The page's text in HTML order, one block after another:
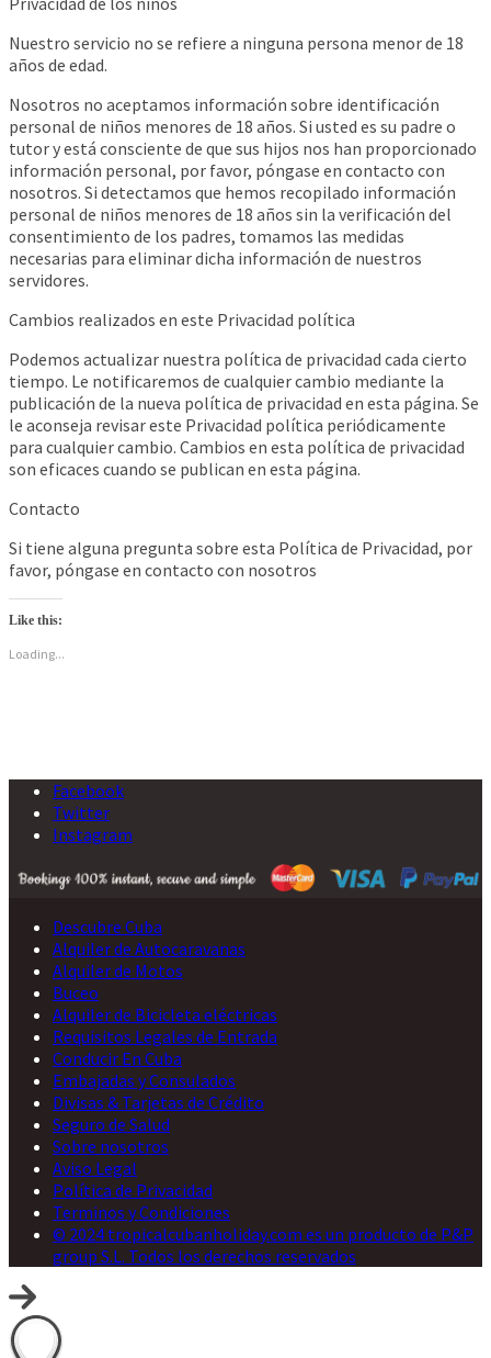
Nuestro servicio no se refiere a ninguna persona menor de 18
años de edad.
Nosotros no aceptamos información sobre identificación
personal de niños menores de 18 años. Si usted es su padre o
tutor y está consciente de que sus hijos nos han proporcionado
información personal, por favor, póngase en contacto con
nosotros. Si detectamos que hemos recopilado información
personal de niños menores de 18 años sin la verificación del
consentimiento de los padres, tomamos las medidas
necesarias para eliminar dicha información de nuestros
servidores.
Cambios realizados en este Privacidad política
Podemos actualizar nuestra política de privacidad cada cierto
tiempo. Le notificaremos de cualquier cambio mediante la
publicación de la nueva política de privacidad en esta página. Se
le aconseja revisar este Privacidad política periódicamente
para cualquier cambio. Cambios en esta política de privacidad
son eficaces cuando se publican en esta página.
Contacto
Si tiene alguna pregunta sobre esta Política de Privacidad, por
favor, póngase en contacto con nosotros
Like this:
Loading...
Facebook
Twitter
Instagram
Descubre Cuba
Alquiler de Autocaravanas
Alquiler de Motos
Buceo
Alquiler de Bicicleta eléctricas
Requisitos Legales de Entrada
Conducir En Cuba
Embajadas y Consulados
Divisas & Tarjetas de Crédito
Seguro de Salud
Sobre nosotros
Aviso Legal
Política de Privacidad
Terminos y Condiciones
© 2024 tropicalcubanholiday.com es un producto de P&P
group S.L. Todos los derechos reservados